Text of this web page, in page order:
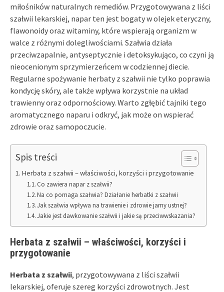
miłośników naturalnych remediów. Przygotowywana z liści
szałwii lekarskiej, napar ten jest bogaty w olejek eteryczny,
flawonoidy oraz witaminy, które wspierają organizm w
walce z różnymi dolegliwościami. Szałwia działa
przeciwzapalnie, antyseptycznie i detoksykująco, co czyni ją
nieocenionym sprzymierzeńcem w codziennej diecie.
Regularne spożywanie herbaty z szałwii nie tylko poprawia
kondycję skóry, ale także wpływa korzystnie na układ
trawienny oraz odpornościowy. Warto zgłębić tajniki tego
aromatycznego naparu i odkryć, jak może on wspierać
zdrowie oraz samopoczucie.
Spis treści
Herbata z szałwii – właściwości, korzyści i przygotowanie
Co zawiera napar z szałwii?
Na co pomaga szałwia? Działanie herbatki z szałwii
Jak szałwia wpływa na trawienie i zdrowie jamy ustnej?
Jakie jest dawkowanie szałwii i jakie są przeciwwskazania?
Herbata z szałwii – właściwości, korzyści i
przygotowanie
Herbata z szałwii, przygotowywana z liści szałwii
lekarskiej, oferuje szereg korzyści zdrowotnych. Jest